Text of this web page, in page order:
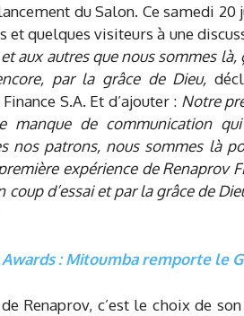
du Salon. Ce samedi
et quelques visiteurs à une
aux autres que nous sommes
par la grâce de Dieu,
S.A. Et d’ajouter : Notre
manque de communication
nos patrons, nous sommes là
expérience de Renaprov
coup d’essai et par la grâce de
: Mitoumba remporte le
Renaprov, c’est le choix de